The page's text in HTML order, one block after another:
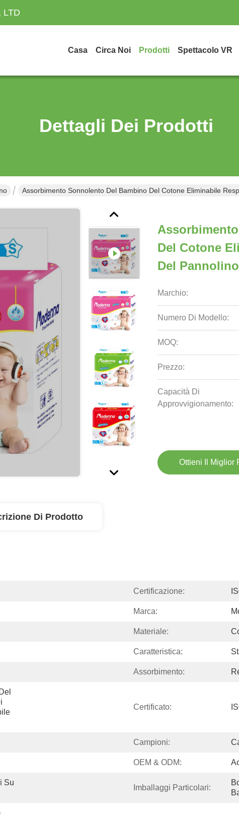
LTD
Casa Circa Noi Prodotti Spettacolo VR
Dettagli Dei Prodotti
Assorbimento Sonnolento Del Bambino Del Cotone Eliminabile
Del Cotone
Del
Marchio:
Numero Di Modello:
MOQ:
Prezzo:
Capacità Di
Approvvigionamento:
Ottieni Il Miglior
Di Prodotto
Certificazione:
Marca:
Materiale:
Caratteristica:
Assorbimento:
Certificato:
Campioni:
OEM & ODM:
Su
Imballaggi Particolari: